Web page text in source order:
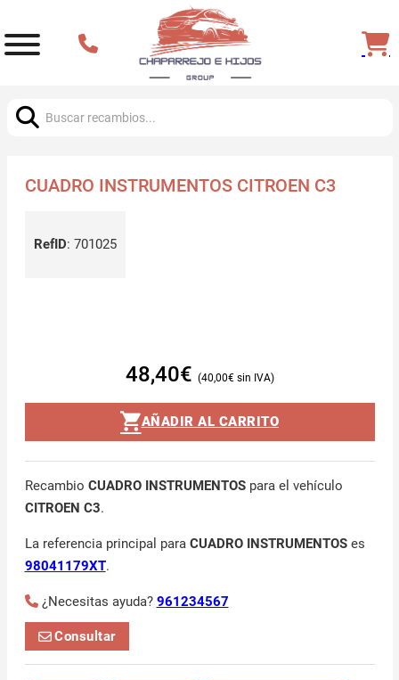
CUADRO INSTRUMENTOS CITROEN C3
RefID: 701025
48,40€ 40,00€
AÑADIR AL CARRITO
Recambio CUADRO INSTRUMENTOSpara el vehículo
CITROEN C3.
La referencia principal para CUADRO INSTRUMENTOSes
98041179XT.
¿Necesitas ayuda? 961234567
Consultar